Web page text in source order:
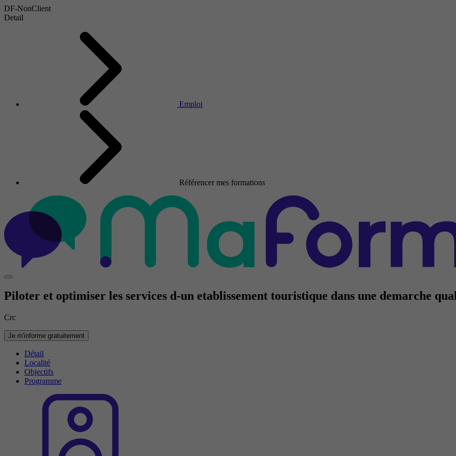
DF-NonClient
Detail
Emploi
Référencer mes formations
Piloter et optimiser les services d-un etablissement touristique dans une demarche
Crc
Je m'informe gratuitement
Détail
Localité
Objectifs
Programme